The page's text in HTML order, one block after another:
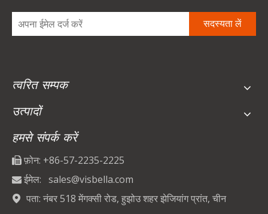
सदस्यता लें
त्वरित सम्पक
उत्पादों
हमसे संपर्क करें
 फ़ोन: +86-57-2235-2225
 ईमेल: sales@visbella.com
 पता: नंबर 518 मेंगक्सी रोड, हुझोउ शहर झेजियांग प्रांत, चीन